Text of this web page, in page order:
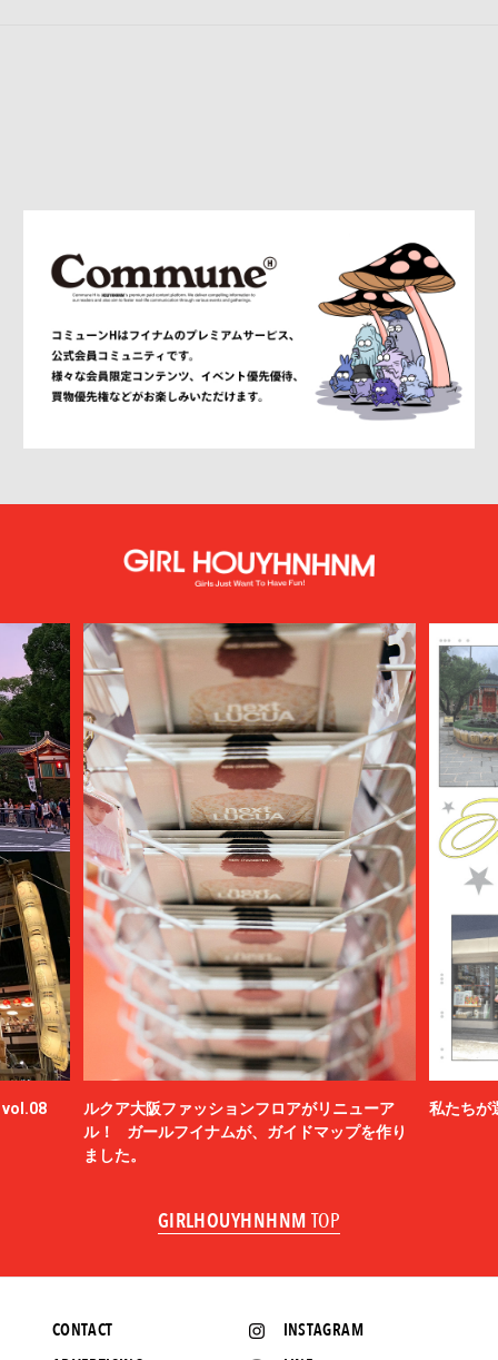
vol.08
ルクア大阪ファッションフロアがリニューア
ル！ ガールフイナムが、ガイドマップを作り
ました。
私たちが
GIRLHOUYHNHNM TOP
INSTAGRAM
CONTACT